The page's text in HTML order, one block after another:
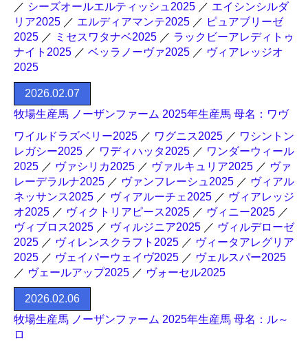
／ シーズオールエルティッシュ2025 ／ エイシンシルダ
リア2025 ／ エルディアマンテ2025 ／ ピュアブリーゼ
2025 ／ ミセスワタナベ2025 ／ ラックビーアレディトゥ
ナイト2025 ／ ベッラノーヴァ2025 ／ ヴィアレッジオ
2025
2026.02.07
牧場生産馬 ノーザンファーム 2025年生産馬 母名：ワヴ
ワイルドラズベリー2025 ／ ワグニス2025 ／ ワシントン
レガシー2025 ／ ワディハッタ2025 ／ ワンダーウィール
2025 ／ ヴァシリカ2025 ／ ヴァルキュリア2025 ／ ヴァ
レーデラルナ2025 ／ ヴァンフレーシュ2025 ／ ヴィアル
ネッサンス2025 ／ ヴィアルーチェ2025 ／ ヴィアレッジ
オ2025 ／ ヴィクトリアピース2025 ／ ヴィニー2025 ／
ヴィブロス2025 ／ ヴィルジニア2025 ／ ヴィルデローゼ
2025 ／ ヴィレンスクラフト2025 ／ ヴィータアレグリア
2025 ／ ヴェイパーウェイヴ2025 ／ ヴェルスパー2025
／ ヴェールアップ2025 ／ ヴォーセル2025
2026.02.06
牧場生産馬 ノーザンファーム 2025年生産馬 母名：ル～
ロ